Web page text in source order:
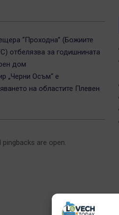
“Проходна” (Божиите
отбелязва за годишнината
дом
„Черни Осъм“ е
на областите Плевен
pingbacks are open.